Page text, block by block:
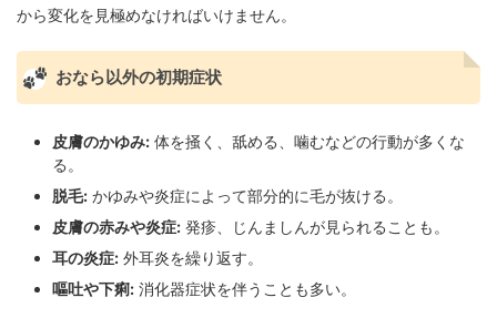
から変化を見極めなければいけません。
おなら以外の初期症状
皮膚のかゆみ: 体を掻く、舐める、噛むなどの行動が多くな
る。
脱毛: かゆみや炎症によって部分的に毛が抜ける。
皮膚の赤みや炎症: 発疹、じんましんが見られることも。
耳の炎症: 外耳炎を繰り返す。
嘔吐や下痢: 消化器症状を伴うことも多い。